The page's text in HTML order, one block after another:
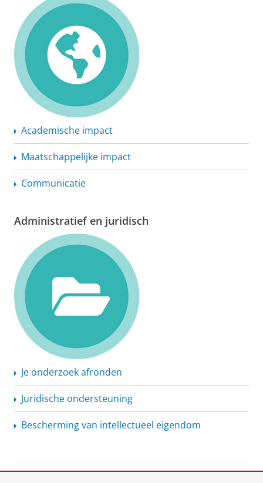
Academische impact
Maatschappelijke impact
Communicatie
Administratief en juridisch
Je onderzoek afronden
Juridische ondersteuning
Bescherming van intellectueel eigendom
View this page in:English